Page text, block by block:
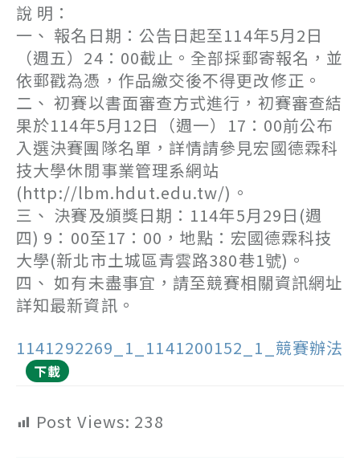
說 明：
一、 報名日期：公告日起至114年5月2日
（週五）24：00截止。全部採郵寄報名，並
依郵戳為憑，作品繳交後不得更改修正。
二、 初賽以書面審查方式進行，初賽審查結
果於114年5月12日（週一）17：00前公布
入選決賽團隊名單，詳情請參見宏國德霖科
技大學休閒事業管理系網站
(http://lbm.hdut.edu.tw/)。
三、 決賽及頒獎日期：114年5月29日(週
四) 9：00至17：00，地點：宏國德霖科技
大學(新北市土城區青雲路380巷1號)。
四、 如有未盡事宜，請至競賽相關資訊網址
詳知最新資訊。
1141292269_1_1141200152_1_競賽辦法
下載
Post Views: 238